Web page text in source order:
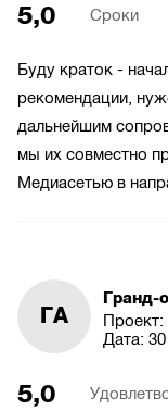
5,0 Сроки
Буду краток -
рекомендации,
дальнейшим
мы их совместно
Медиасетью в
ГА
Гранд-
Проект:
Дата:
5,0